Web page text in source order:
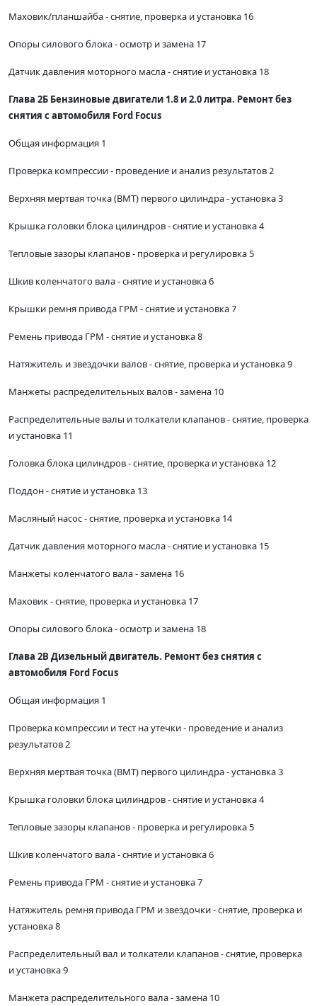
Маховик/планшайба - снятие, проверка и установка 16
Опоры силового блока - осмотр и замена 17
Датчик давления моторного масла - снятие и установка 18
Глава 2Б Бензиновые двигатели 1.8 и 2.0 литра. Ремонт без
снятия с автомобиля Ford Focus
Общая информация 1
Проверка компрессии - проведение и анализ результатов 2
Верхняя мертвая точка (ВМТ) первого цилиндра - установка 3
Крышка головки блока цилиндров - снятие и установка 4
Тепловые зазоры клапанов - проверка и регулировка 5
Шкив коленчатого вала - снятие и установка 6
Крышки ремня привода ГРМ - снятие и установка 7
Ремень привода ГРМ - снятие и установка 8
Натяжитель и звездочки валов - снятие, проверка и установка 9
Манжеты распределительных валов - замена 10
Распределительные валы и толкатели клапанов - снятие, проверка
и установка 11
Головка блока цилиндров - снятие, проверка и установка 12
Поддон - снятие и установка 13
Масляный насос - снятие, проверка и установка 14
Датчик давления моторного масла - снятие и установка 15
Манжеты коленчатого вала - замена 16
Маховик - снятие, проверка и установка 17
Опоры силового блока - осмотр и замена 18
Глава 2В Дизельный двигатель. Ремонт без снятия с
автомобиля Ford Focus
Общая информация 1
Проверка компрессии и тест на утечки - проведение и анализ
результатов 2
Верхняя мертвая точка (ВМТ) первого цилиндра - установка 3
Крышка головки блока цилиндров - снятие и установка 4
Тепловые зазоры клапанов - проверка и регулировка 5
Шкив коленчатого вала - снятие и установка 6
Ремень привода ГРМ - снятие и установка 7
Натяжитель ремня привода ГРМ и звездочки - снятие, проверка и
установка 8
Распределительный вал и толкатели клапанов - снятие, проверка
и установка 9
Манжета распределительного вала - замена 10